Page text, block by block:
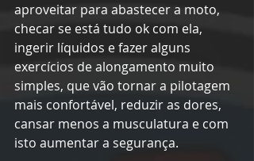
aproveitar para abastecer a moto,
checar se está tudo ok com ela,
ingerir líquidos e fazer alguns
exercícios de alongamento muito
simples, que vão tornar a pilotagem
mais confortável, reduzir as dores,
cansar menos a musculatura e com
isto aumentar a segurança.